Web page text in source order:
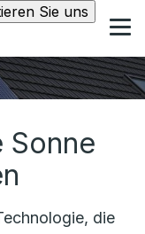
Sie uns
die